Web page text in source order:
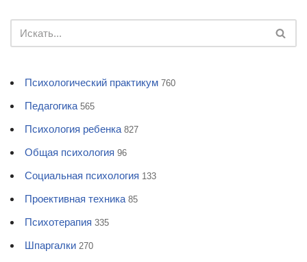
Психологический практикум 760
Педагогика 565
Психология ребенка 827
Общая психология 96
Социальная психология 133
Проективная техника 85
Психотерапия 335
Шпаргалки 270